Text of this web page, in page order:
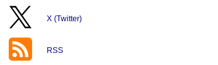
X (Twitter)
RSS